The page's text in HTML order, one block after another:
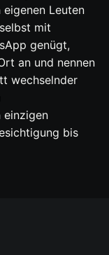
Leuten
mit
genügt,
an und nennen
wechselnder
einzigen
bis